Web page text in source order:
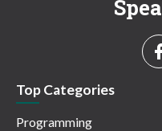
Top Categories
Programming